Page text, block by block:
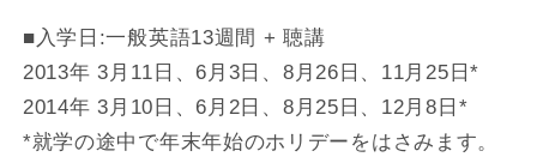
■入学日:一般英語13週間 + 聴講
2013年 3月11日、6月3日、8月26日、11月25日*
2014年 3月10日、6月2日、8月25日、12月8日*
*就学の途中で年末年始のホリデーをはさみます。